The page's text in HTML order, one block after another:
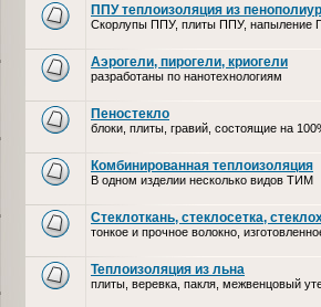
ППУ теплоизоляция из
Скорлупы ППУ, плиты ППУ, напыление
Аэрогели, пирогели, криогели
разработаны по нанотехнологиям
Пеностекло
блоки, плиты, гравий, состоящие на
Комбинированная теплоизоляция
В одном изделии несколько видов ТИМ
Стеклоткань, стеклосетка,
тонкое и прочное волокно,
Теплоизоляция из льна
плиты, веревка, пакля, межвенцовый